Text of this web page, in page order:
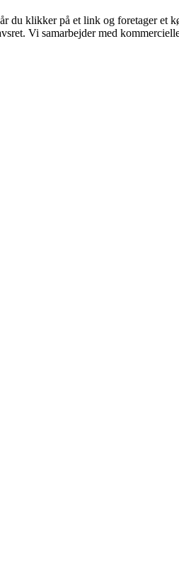
du klikker på et link og foretager et
Vi samarbejder med